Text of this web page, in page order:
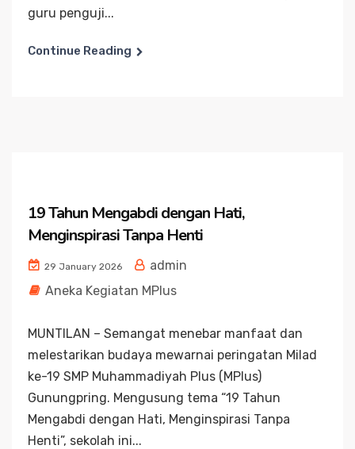
guru penguji...
Continue Reading
19 Tahun Mengabdi dengan Hati,
Menginspirasi Tanpa Henti
29 January 2026
admin
Aneka Kegiatan MPlus
MUNTILAN – Semangat menebar manfaat dan
melestarikan budaya mewarnai peringatan Milad
ke-19 SMP Muhammadiyah Plus (MPlus)
Gunungpring. Mengusung tema “19 Tahun
Mengabdi dengan Hati, Menginspirasi Tanpa
Henti”, sekolah ini...